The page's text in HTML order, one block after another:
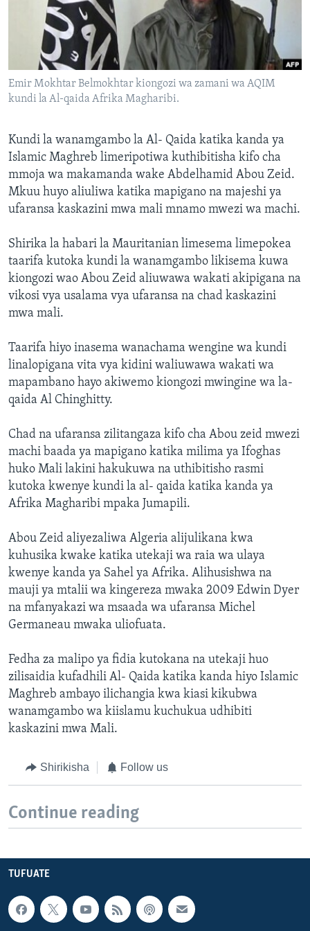
Emir Mokhtar Belmokhtar kiongozi wa zamani wa AQIM
kundi la Al-qaida Afrika Magharibi.
Kundi la wanamgambo la Al- Qaida katika kanda ya
Islamic Maghreb limeripotiwa kuthibitisha kifo cha
mmoja wa makamanda wake Abdelhamid Abou Zeid.
Mkuu huyo aliuliwa katika mapigano na majeshi ya
ufaransa kaskazini mwa mali mnamo mwezi wa machi.
Shirika la habari la Mauritanian limesema limepokea
taarifa kutoka kundi la wanamgambo likisema kuwa
kiongozi wao Abou Zeid aliuwawa wakati akipigana na
vikosi vya usalama vya ufaransa na chad kaskazini
mwa mali.
Taarifa hiyo inasema wanachama wengine wa kundi
linalopigana vita vya kidini waliuwawa wakati wa
mapambano hayo akiwemo kiongozi mwingine wa la-
qaida Al Chinghitty.
Chad na ufaransa zilitangaza kifo cha Abou zeid mwezi
machi baada ya mapigano katika milima ya Ifoghas
huko Mali lakini hakukuwa na uthibitisho rasmi
kutoka kwenye kundi la al- qaida katika kanda ya
Afrika Magharibi mpaka Jumapili.
Abou Zeid aliyezaliwa Algeria alijulikana kwa
kuhusika kwake katika utekaji wa raia wa ulaya
kwenye kanda ya Sahel ya Afrika. Alihusishwa na
mauji ya mtalii wa kingereza mwaka 2009 Edwin Dyer
na mfanyakazi wa msaada wa ufaransa Michel
Germaneau mwaka uliofuata.
Fedha za malipo ya fidia kutokana na utekaji huo
zilisaidia kufadhili Al- Qaida katika kanda hiyo Islamic
Maghreb ambayo ilichangia kwa kiasi kikubwa
wanamgambo wa kiislamu kuchukua udhibiti
kaskazini mwa Mali.
Shirikisha Follow us
Continue reading
TUFUATE